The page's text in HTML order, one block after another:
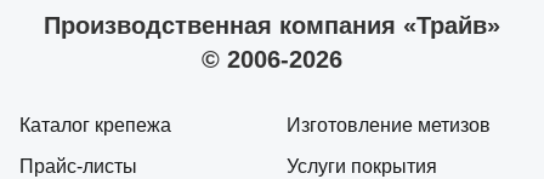
Производственная компания «Трайв»
© 2006-2026
Каталог крепежа
Прайс-листы
Изготовление метизов
Услуги покрытия